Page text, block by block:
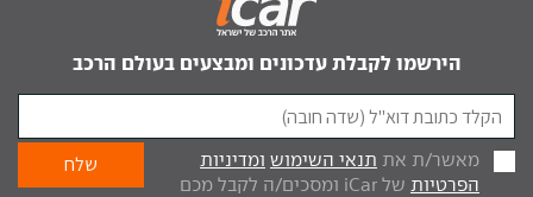
הירשמו לקבלת עדכונים ומבצעים בעולם הרכב
מאשר/ת את תנאי השימוש ומדיניות
הפרטיות
של iCar ומסכים/ה לקבל מכם